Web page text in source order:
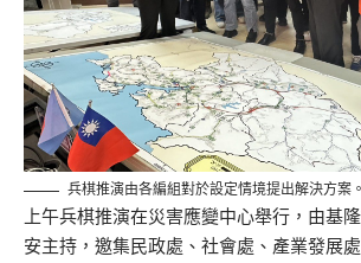
兵棋推演由各編組對於設定情境提出解決方案。
上午兵棋推演在災害應變中心舉行，由基
安主持，邀集民政處、社會處、產業發展